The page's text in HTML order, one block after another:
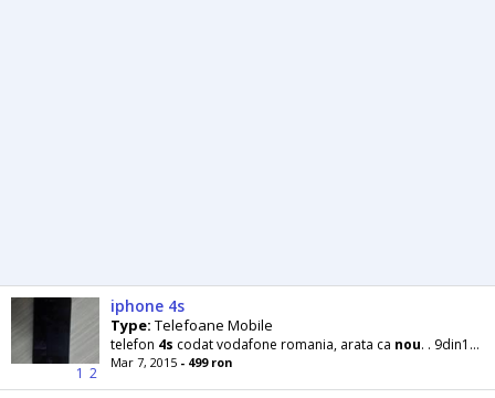
1 2
iphone 4s
Type: Telefoane Mobile
telefon 4s codat vodafone romania, arata ca nou. . 9din10!fara schimburi!!!!!!
Mar 7, 2015 - 499 ron